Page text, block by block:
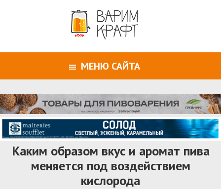
МЕНЮ САЙТА
Каким образом вкус и аромат пива
меняется под воздействием
кислорода